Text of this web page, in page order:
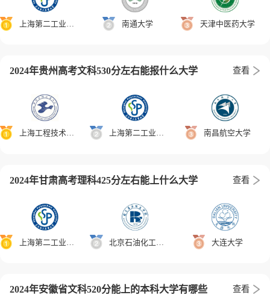
上海第二工业大学 南通大学 天津中医药大学
2024年贵州高考文科530分左右能报什么大学 查看
上海工程技术大学 上海第二工业大学 南昌航空大学
2024年甘肃高考理科425分左右能上什么大学 查看
上海第二工业大学 北京石油化工学院 大连大学
2024年安徽省文科520分能上的本科大学有哪些 查看